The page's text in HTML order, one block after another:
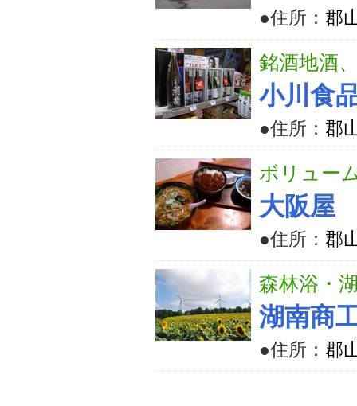
●住所： 郡
銘酒地酒
小川食
●住所： 郡
ボリュー
大阪屋
●住所： 郡
森林浴・
湖南商
●住所： 郡